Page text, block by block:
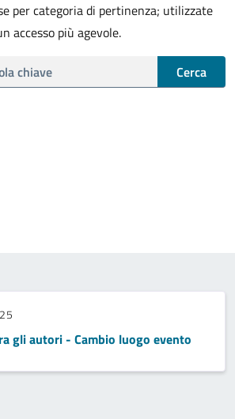
per categoria di pertinenza; utilizzate
accesso più agevole.
Cerca
gli autori - Cambio luogo evento